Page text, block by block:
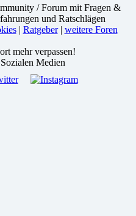
/ Forum mit Fragen &
und Ratschlägen
| Ratgeber| weitere Foren
mehr verpassen!
Medien